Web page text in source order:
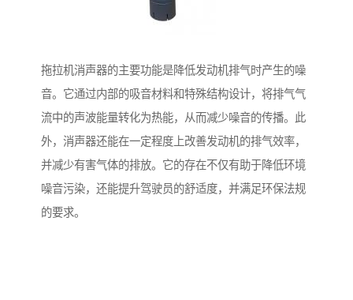
拖拉机消声器的主要功能是降低发动机排气时产生的噪
音。它通过内部的吸音材料和特殊结构设计，将排气气
流中的声波能量转化为热能，从而减少噪音的传播。此
外，消声器还能在一定程度上改善发动机的排气效率，
并减少有害气体的排放。它的存在不仅有助于降低环境
噪音污染，还能提升驾驶员的舒适度，并满足环保法规
的要求。